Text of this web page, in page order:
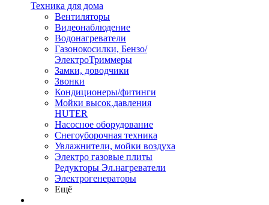
Техника для дома
Вентиляторы
Видеонаблюдение
Водонагреватели
Газонокосилки, Бензо/
ЭлектроТриммеры
Замки, доводчики
Звонки
Кондиционеры/фитинги
Мойки высок.давления
HUTER
Насосное оборудование
Снегоуборочная техника
Увлажнители, мойки воздуха
Электро газовые плиты
Редукторы Эл.нагреватели
Электрогенераторы
Ещё